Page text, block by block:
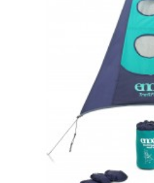
Halo
K-M